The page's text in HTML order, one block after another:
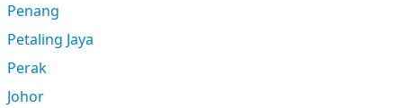
Penang
Petaling Jaya
Perak
Johor